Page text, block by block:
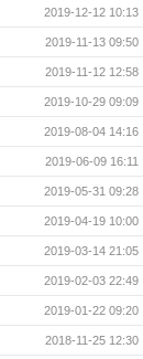
2019-12-12 10:13
2019-11-13 09:50
2019-11-12 12:58
2019-10-29 09:09
2019-08-04 14:16
2019-06-09 16:11
2019-05-31 09:28
2019-04-19 10:00
2019-03-14 21:05
2019-02-03 22:49
2019-01-22 09:20
2018-11-25 12:30